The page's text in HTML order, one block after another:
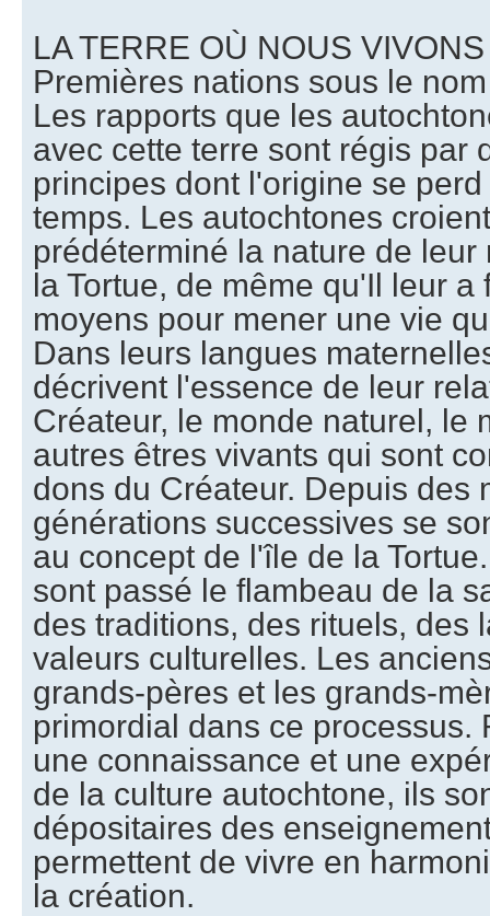
LA TERRE OÙ NOUS
Premières nations sous le
Les rapports que les
avec cette terre sont régis par
principes dont l'origine se
temps. Les autochtones
prédéterminé la nature de
la Tortue, de même qu'Il leur
moyens pour mener une vie
Dans leurs langues
décrivent l'essence de leur
Créateur, le monde naturel, le
autres êtres vivants qui sont
dons du Créateur. Depuis des
générations successives se
au concept de l'île de la
sont passé le flambeau de la
des traditions, des rituels, des
valeurs culturelles. Les
grands-pères et les grands-
primordial dans ce processus.
une connaissance et une
de la culture autochtone, ils
dépositaires des
permettent de vivre en
la création.